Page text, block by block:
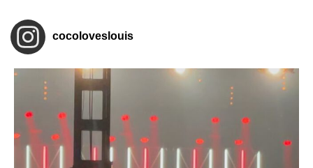
cocoloveslouis